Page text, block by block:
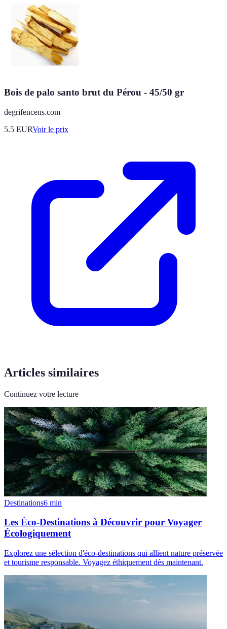
Bois de palo santo brut du Pérou - 45/50 gr
degrifencens.com
5.5 EURVoir le prix
Articles similaires
Continuez votre lecture
Destinations6 min
Les Éco-Destinations à Découvrir pour Voyager
Écologiquement
Explorez une sélection d'éco-destinations qui allient nature préservée
et tourisme responsable. Voyagez éthiquement dès maintenant.